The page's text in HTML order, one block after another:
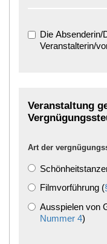
Die Absenderin/
Veranstalterin/
Veranstaltung
Art der
Filmvorführung (
Ausspielen von
Nummer 4)